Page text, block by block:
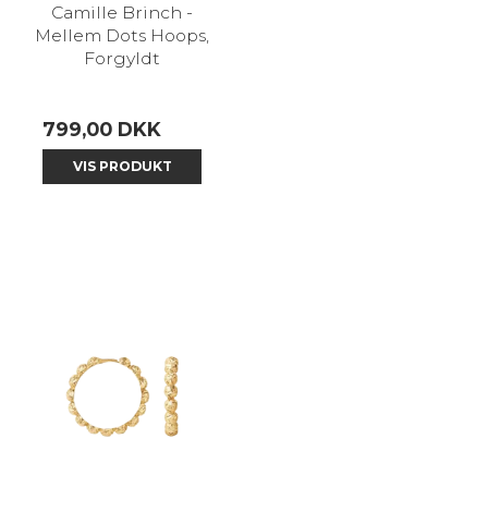
Camille Brinch -
Mellem Dots Hoops,
Forgyldt
799,00 DKK
VIS PRODUKT